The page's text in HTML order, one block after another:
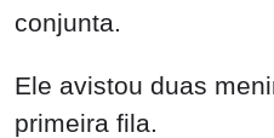
conjunta.
Ele avistou duas
primeira fila.